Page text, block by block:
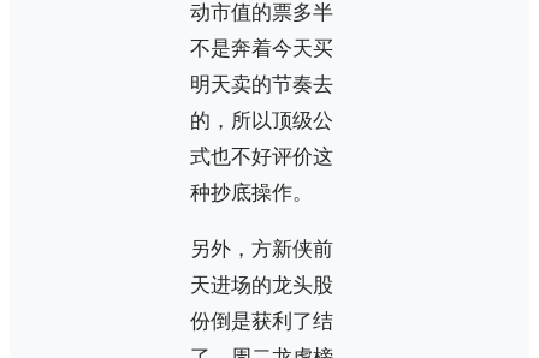
动市值的票多半
不是奔着今天买
明天卖的节奏去
的，所以顶级公
式也不好评价这
种抄底操作。
另外，方新侠前
天进场的龙头股
份倒是获利了结